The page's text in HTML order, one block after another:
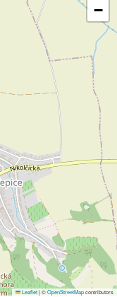
−
Leaflet|©OpenStreetMapcontributors